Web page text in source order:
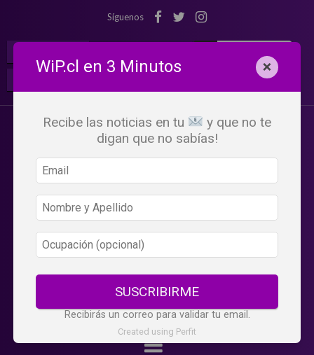
Síguenos
WiP.cl en 3 Minutos ×
Recibe las noticias en tu
y que no te
digan que no sabías!
SUSCRIBIRME
Recibirás un correo para validar tu email.
Created using Perfit